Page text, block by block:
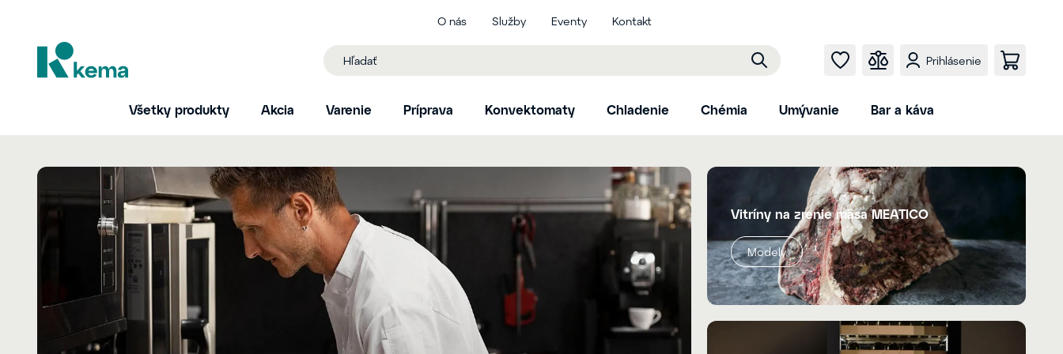
O nás Služby Eventy Kontakt
Prihlásenie
Všetky produkty Akcia Varenie Príprava Konvektomaty Chladenie Chémia Umývanie Bar a káva
Vitríny na zrenie mäsa MEATICO
Modely